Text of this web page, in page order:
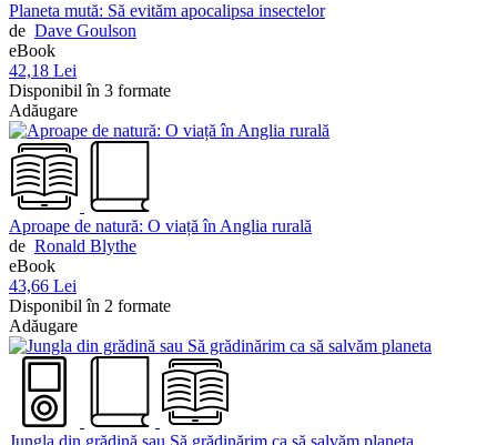
Planeta mută: Să evităm apocalipsa insectelor
de Dave Goulson
eBook
42,18 Lei
Disponibil în 3 formate
Adăugare
Aproape de natură: O viață în Anglia rurală
de Ronald Blythe
eBook
43,66 Lei
Disponibil în 2 formate
Adăugare